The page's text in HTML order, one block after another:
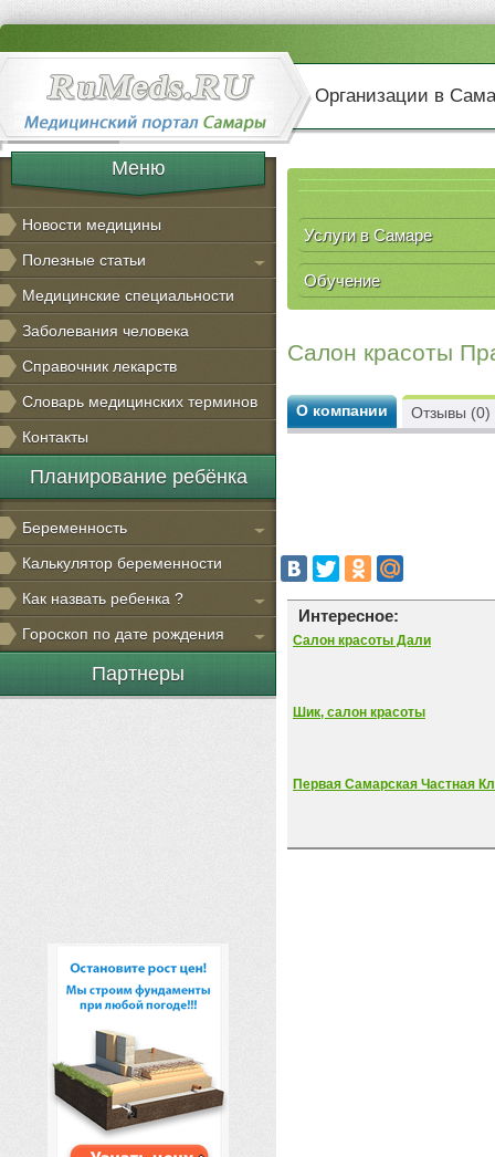
Организации в
Меню
Новости медицины
Полезные статьи
Медицинские специальности
Заболевания человека
Справочник лекарств
Словарь медицинских терминов
Контакты
Планирование ребёнка
Беременность
Калькулятор беременности
Как назвать ребенка ?
Гороскоп по дате рождения
Партнеры
Услуги в Самаре
Обучение
Салон красоты
О компании Отзывы (0)
Интересное:
Салон красоты Дали
Шик, салон красоты
Первая Самарская Частная